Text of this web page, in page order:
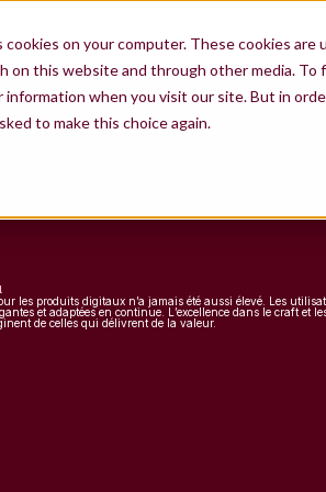
on your computer. These cookies
on this website and through other media.
when you visit our site. But in
to make this choice again.
de meilleurs produits, plus vite
y a plus que du talent : ce sont les systèmes, les
les produits digitaux n’a jamais été aussi élevé. Les
et adaptées en continue. L’excellence dans le craft et
de celles qui délivrent de la valeur.